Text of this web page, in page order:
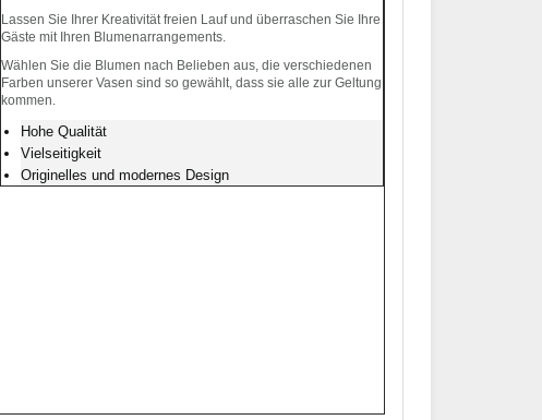
Lassen Sie Ihrer Kreativität freien Lauf und überraschen Sie Ihre
Gäste mit Ihren Blumenarrangements.
Wählen Sie die Blumen nach Belieben aus, die verschiedenen
Farben unserer Vasen sind so gewählt, dass sie alle zur Geltung
kommen.
Hohe Qualität
Vielseitigkeit
Originelles und modernes Design